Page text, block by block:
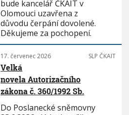
bude kancelář ČKAIT v
Olomouci uzavřena z
důvodu čerpání dovolené.
Děkujeme za pochopení.
17. červenec 2026 SLP ČKAIT
Velká
novela Autorizačního
zákona č. 360/1992 Sb.
Do Poslanecké sněmovny